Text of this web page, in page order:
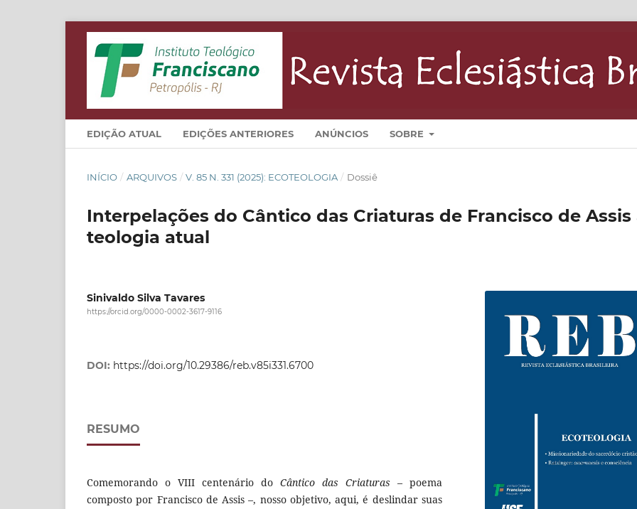
EDIÇÃO ATUAL EDIÇÕES ANTERIORES ANÚNCIOS SOBRE
INÍCIO / ARQUIVOS / V. 85 N. 331 (2025): ECOTEOLOGIA / Dossiê
Interpelações do Cântico das Criaturas de Francisco de Assis
teologia atual
Sinivaldo Silva Tavares
https://orcid.org/0000-0002-3617-9116
DOI: https://doi.org/10.29386/reb.v85i331.6700
RESUMO
Comemorando o VIII centenário do Cântico das Criaturas – poema
composto por Francisco de Assis –, nosso objetivo, aqui, é deslindar suas